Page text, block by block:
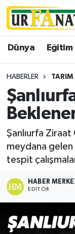
Dünya Eğitim
HABERLER TARIM
Şanlıurfa
meydana gelen
tespit
HABER
EDITÖR
Trafik
Süper Lig
Tüm
Son Dakika